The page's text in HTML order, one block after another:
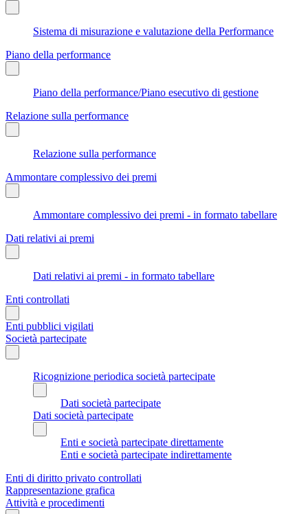
Sistema di misurazione e valutazione della Performance
Piano della performance
Piano della performance/Piano esecutivo di gestione
Relazione sulla performance
Relazione sulla performance
Ammontare complessivo dei premi
Ammontare complessivo dei premi - in formato tabellare
Dati relativi ai premi
Dati relativi ai premi - in formato tabellare
Enti controllati
Enti pubblici vigilati
Società partecipate
Ricognizione periodica società partecipate
Dati società partecipate
Dati società partecipate
Enti e società partecipate direttamente
Enti e società partecipate indirettamente
Enti di diritto privato controllati
Rappresentazione grafica
Attività e procedimenti